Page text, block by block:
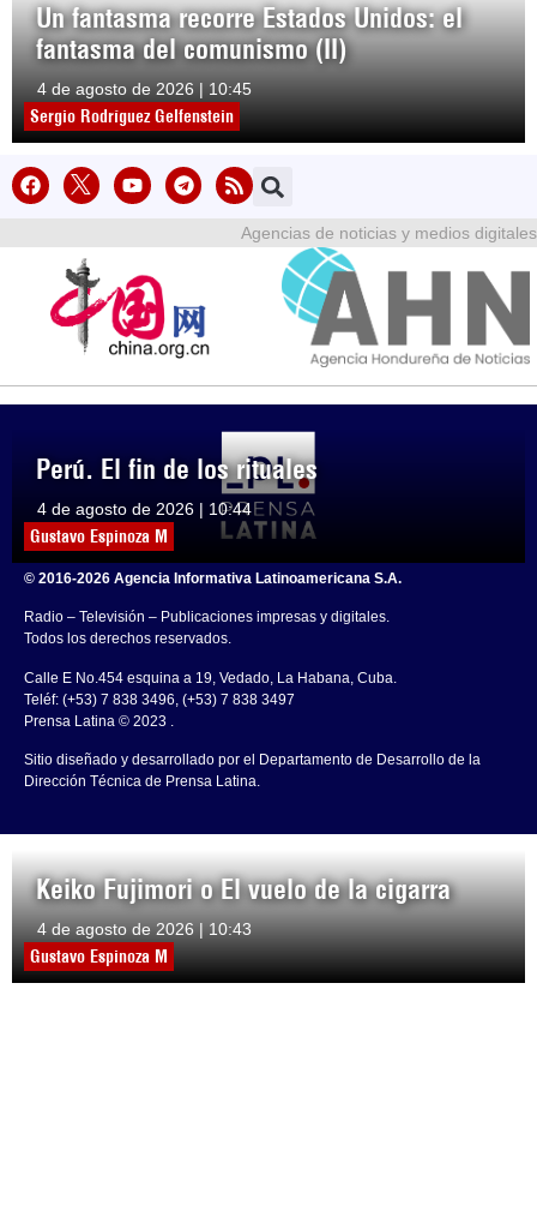
Un fantasma recorre Estados Unidos: el
fantasma del comunismo (II)
4 de agosto de 2026 | 10:45
Sergio Rodríguez Gelfenstein
Perú. El fin de los rituales
4 de agosto de 2026 | 10:44
Gustavo Espinoza M
Keiko Fujimori o El vuelo de la cigarra
4 de agosto de 2026 | 10:43
Gustavo Espinoza M
Agencias de noticias y medios digitales
© 2016-2026 Agencia Informativa Latinoamericana S.A.
Radio – Televisión – Publicaciones impresas y digitales.
Todos los derechos reservados.
Calle E No.454 esquina a 19, Vedado, La Habana, Cuba.
Teléf: (+53) 7 838 3496, (+53) 7 838 3497
Prensa Latina © 2023 .
Sitio diseñado y desarrollado por el Departamento de Desarrollo de la
Dirección Técnica de Prensa Latina.